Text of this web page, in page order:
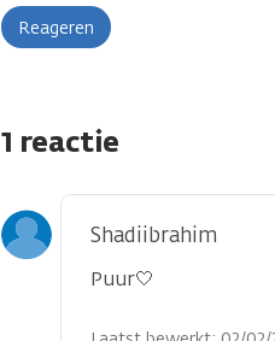
Reageren
1 reactie
Shadiibrahim
Puur🤍